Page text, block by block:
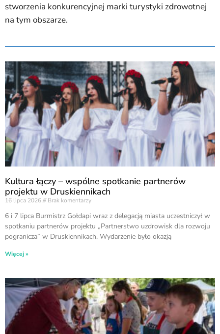
stworzenia konkurencyjnej marki turystyki zdrowotnej
na tym obszarze.
Kultura łączy – wspólne spotkanie partnerów
projektu w Druskiennikach
16 lipca 2026 Brak komentarzy
6 i 7 lipca Burmistrz Gołdapi wraz z delegacją miasta uczestniczył w
spotkaniu partnerów projektu „Partnerstwo uzdrowisk dla rozwoju
pogranicza” w Druskiennikach. Wydarzenie było okazją
Więcej »